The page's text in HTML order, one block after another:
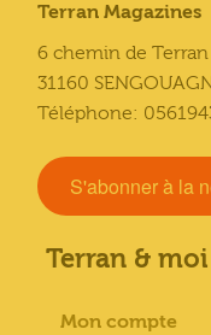
Terran Magazines
6 chemin de Terran
31160
Téléphone:
S'abonner à la
Terran & moi
Mon compte